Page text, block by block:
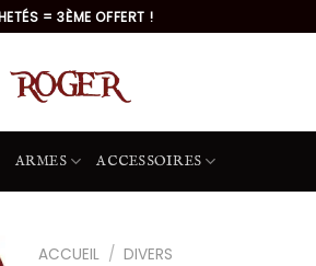
= 3ÈME OFFERT !
ARMES ACCESSOIRES
ACCUEIL / DIVERS